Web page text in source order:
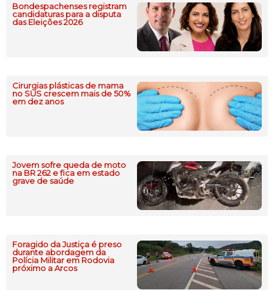
Bondespachenses registram
candidaturas para a disputa
das Eleições 2026
Cirurgias plásticas de mama
no SUS crescem mais de 50%
em dez anos
Jovem sofre queda de moto
na BR 262 e fica em estado
grave de saúde
Foragido da Justiça é preso
durante abordagem da
Polícia Militar em Rodovia
próximo a Arcos